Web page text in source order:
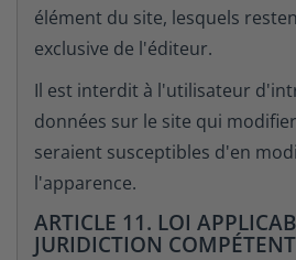
élément du site, lesquels
exclusive de l'éditeur.
Il est interdit à l'utilisateur
données sur le site qui
seraient susceptibles d'en
l'apparence.
ARTICLE 11. LOI
JURIDICTION